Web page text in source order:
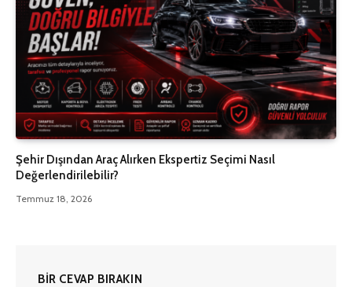
Şehir Dışından Araç Alırken Ekspertiz Seçimi Nasıl
Değerlendirilebilir?
Temmuz 18, 2026
BIR CEVAP BIRAKIN